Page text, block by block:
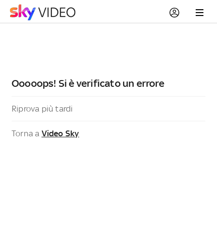
Ooooops! Si è verificato un errore
Riprova più tardi
Torna a Video Sky